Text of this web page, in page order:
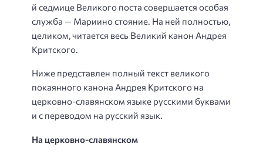
й седмице Великого поста совершается особая
служба — Мариино стояние. На ней полностью,
целиком, читается весь Великий канон Андрея
Критского.
Ниже представлен полный текст великого
покаянного канона Андрея Критского на
церковно-славянском языке русскими буквами
и с переводом на русский язык.
На церковно-славянском